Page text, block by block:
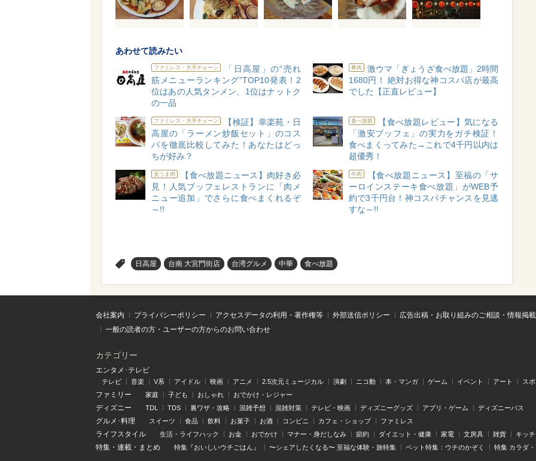
あわせて読みたい
ファミレス・大手チェーン
「日高屋」の“売れ
筋メニューランキング”TOP10発表！2
位はあの人気タンメン、1位はナットク
の一品
豚肉
激ウマ「ぎょうざ食べ放題」2時間
1680円！ 絶対お得な神コスパ店が最高
でした【正直レビュー】
ファミレス・大手チェーン
【検証】幸楽苑・日
高屋の「ラーメン炒飯セット」のコス
パを徹底比較してみた！あなたはどっ
ちが好み？
食べ放題
【食べ放題レビュー】気になる
「激安ブッフェ」の実力をガチ検証！
食べまくってみた→これで4千円以内は
超優秀！
安うま肉
【食べ放題ニュース】肉好き必
見！人気ブッフェレストランに「肉メ
ニュー追加」でさらに食べまくれるぞ
～!!
牛肉
【食べ放題ニュース】至福の「サ
ーロインステーキ食べ放題」がWEB予
約で3千円台！神コスパチャンスを見逃
すな～!!
日高屋 台南 大宮門街店 台湾グルメ 中華 食べ放題
会社案内 プライバシーポリシー アクセスデータの利用・著作権等 外部送信ポリシー
広告出稿・お取り組みのご相談・情報掲
一般の読者の方・ユーザーの方からのお問い合わせ
カテゴリー
エンタメ･テレビ
テレビ 音楽 V系 アイドル 映画 アニメ 2.5次元ミュージカル 演劇 ニコ動 本・マンガ ゲーム イベント アート ス
ファミリー 家庭 子ども おしゃれ おでかけ・レジャー
ディズニー TDL TDS 裏ワザ・攻略 混雑予想 混雑対策 テレビ・映画 ディズニーグッズ アプリ・ゲーム ディズニーパス
グルメ･料理 スイーツ 食品 飲料 お菓子 お酒 コンビニ カフェ・ショップ ファミレス
ライフスタイル 生活・ライフハック お金 おでかけ マナー・身だしなみ 節約 ダイエット・健康 家電 文房具 雑貨 キッ
特集 ・ 連載 ・ まとめ 特集『おいしいウチごはん』 〜シェアしたくなる〜 至福な体験・旅特集 ペット特集：ウチのかぞく 特集 カラダ